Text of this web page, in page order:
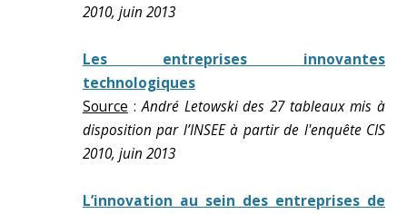
2010, juin 2013
Les entreprises innovantes
technologiques
Source :André Letowski des 27 tableaux mis à
disposition par l’INSEE à partir de l'enquête CIS
2010, juin 2013
L’innovation au sein des entreprises de